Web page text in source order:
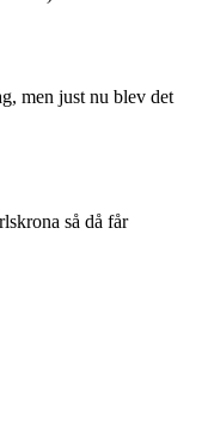
men just nu blev det
så då får